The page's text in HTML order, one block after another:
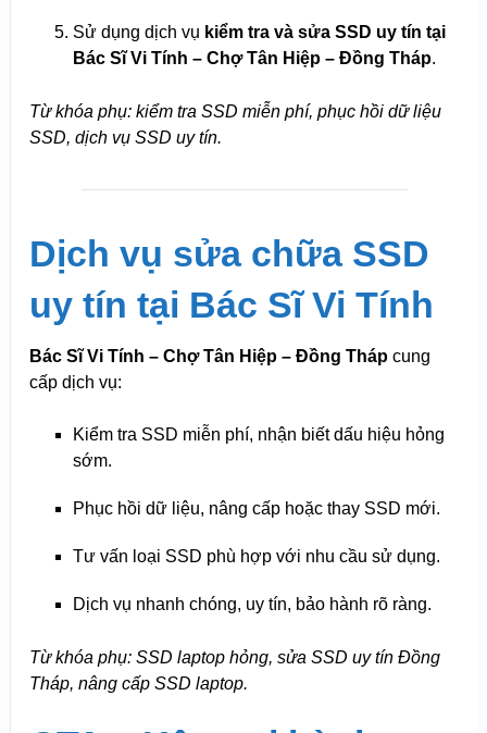
Sử dụng dịch vụ kiểm tra và sửa SSD uy tín tại
Bác Sĩ Vi Tính – Chợ Tân Hiệp – Đồng Tháp.
Từ khóa phụ: kiểm tra SSD miễn phí, phục hồi dữ liệu
SSD, dịch vụ SSD uy tín.
Dịch vụ sửa chữa SSD
uy tín tại Bác Sĩ Vi Tính
Bác Sĩ Vi Tính – Chợ Tân Hiệp – Đồng Thápcung
cấp dịch vụ:
Kiểm tra SSD miễn phí, nhận biết dấu hiệu hỏng
sớm.
Phục hồi dữ liệu, nâng cấp hoặc thay SSD mới.
Tư vấn loại SSD phù hợp với nhu cầu sử dụng.
Dịch vụ nhanh chóng, uy tín, bảo hành rõ ràng.
Từ khóa phụ: SSD laptop hỏng, sửa SSD uy tín Đồng
Tháp, nâng cấp SSD laptop.